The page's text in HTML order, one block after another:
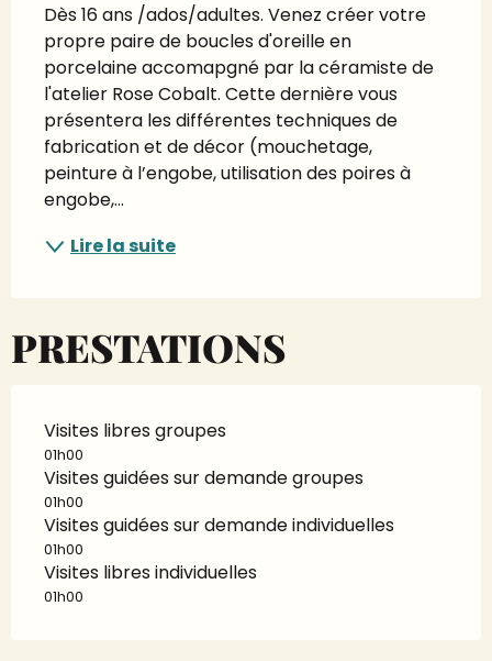
Dès 16 ans /ados/adultes. Venez créer votre
propre paire de boucles d'oreille en
porcelaine accomapgné par la céramiste de
l'atelier Rose Cobalt. Cette dernière vous
présentera les différentes techniques de
fabrication et de décor (mouchetage,
peinture à l’engobe, utilisation des poires à
engobe,...
Lire la suite
PRESTATIONS
Visites libres groupes
01h00
Visites guidées sur demande groupes
01h00
Visites guidées sur demande individuelles
01h00
Visites libres individuelles
01h00